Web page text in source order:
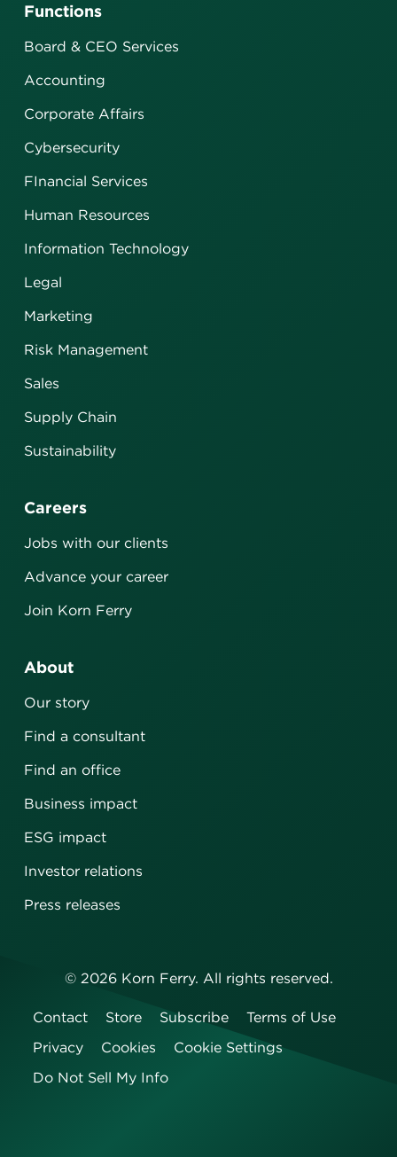
Functions
Board & CEO Services
Accounting
Corporate Affairs
Cybersecurity
FInancial Services
Human Resources
Information Technology
Legal
Marketing
Risk Management
Sales
Supply Chain
Sustainability
Careers
Jobs with our clients
Advance your career
Join Korn Ferry
About
Our story
Find a consultant
Find an office
Business impact
ESG impact
Investor relations
Press releases
© 2026Korn Ferry. All rights reserved.
Contact Store Subscribe
Terms of Use
Privacy
Cookies
Cookie Settings
Do Not Sell My Info